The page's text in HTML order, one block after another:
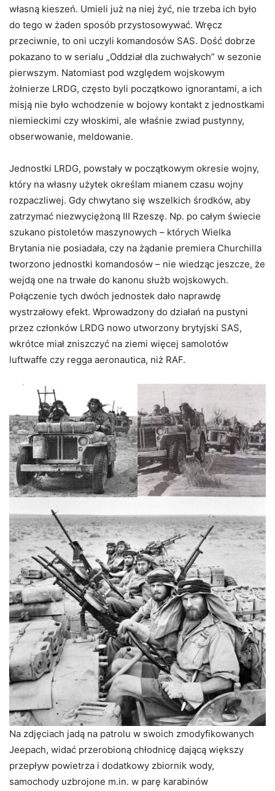
własną kieszeń. Umieli już na niej żyć, nie trzeba ich było
do tego w żaden sposób przystosowywać. Wręcz
przeciwnie, to oni uczyli komandosów SAS. Dość dobrze
pokazano to w serialu „Oddział dla zuchwałych” w sezonie
pierwszym. Natomiast pod względem wojskowym
żołnierze LRDG, często byli początkowo ignorantami, a ich
misją nie było wchodzenie w bojowy kontakt z jednostkami
niemieckimi czy włoskimi, ale właśnie zwiad pustynny,
obserwowanie, meldowanie.
Jednostki LRDG, powstały w początkowym okresie wojny,
który na własny użytek określam mianem czasu wojny
rozpaczliwej. Gdy chwytano się wszelkich środków, aby
zatrzymać niezwyciężoną III Rzeszę. Np. po całym świecie
szukano pistoletów maszynowych – których Wielka
Brytania nie posiadała, czy na żądanie premiera Churchilla
tworzono jednostki komandosów – nie wiedząc jeszcze, że
wejdą one na trwałe do kanonu służb wojskowych.
Połączenie tych dwóch jednostek dało naprawdę
wystrzałowy efekt. Wprowadzony do działań na pustyni
przez członków LRDG nowo utworzony brytyjski SAS,
wkrótce miał zniszczyć na ziemi więcej samolotów
luftwaffe czy regga aeronautica, niż RAF.
Na zdjęciach jadą na patrolu w swoich zmodyfikowanych
Jeepach, widać przerobioną chłodnicę dającą większy
przepływ powietrza i dodatkowy zbiornik wody,
samochody uzbrojone m.in. w parę karabinów